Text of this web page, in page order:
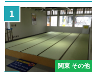
関東 その他